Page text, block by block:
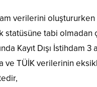
verilerini
statüsüne tabi olmadan
Kayıt Dışı İstihdam 3
ve TÜİK verilerinin